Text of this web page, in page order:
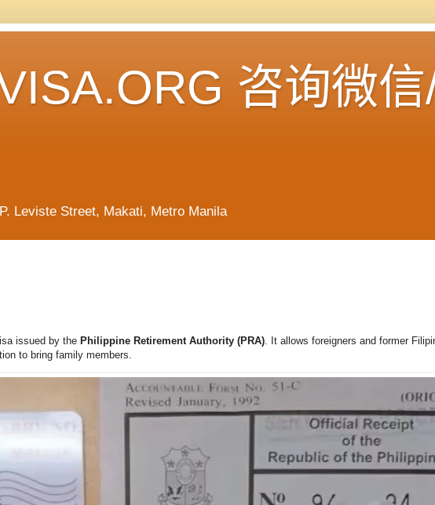
咨询微
Leviste Street, Makati, Metro Manila
issued by the Philippine Retirement Authority (PRA). It allows foreigners and former
to bring family members.